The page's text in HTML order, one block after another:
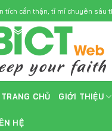
tích cẩn thận, tỉ mỉ chuyên sâu
TRANG CHỦ GIỚI THIỆU
HỆ